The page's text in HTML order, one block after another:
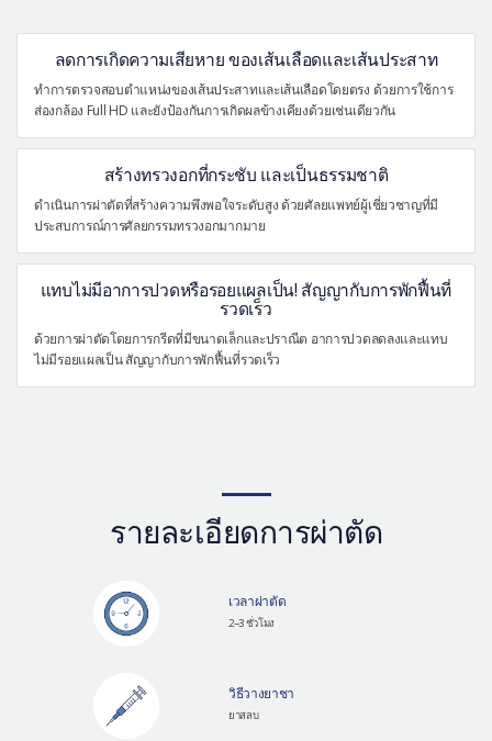
ลดการเกิดความเสียหาย ของเส้นเลือดและเส้นประสาท
ทำการตรวจสอบตำแหน่งของเส้นประสาทและเส้นเลือดโดยตรง ด้วยการใช้การ
ส่องกล้อง Full HD และยังป้องกันการเกิดผลข้างเคียงด้วยเช่นเดียวกัน
สร้างทรวงอกที่กระชับ และเป็นธรรมชาติ
ดำเนินการผ่าตัดที่สร้างความพึงพอใจระดับสูง ด้วยศัลยแพทย์ผู้เชี่ยวชาญที่มี
ประสบการณ์การศัลยกรรมทรวงอกมากมาย
แทบไม่มีอาการปวดหรือรอยแผลเป็น! สัญญากับการพักฟื้นที่
รวดเร็ว
ด้วยการผ่าตัดโดยการกรีดที่มีขนาดเล็กและปราณีต อาการปวดลดลงและแทบ
ไม่มีรอยแผลเป็น สัญญากับการพักฟื้นที่รวดเร็ว
รายละเอียดการผ่าตัด
เวลาผ่าตัด
2~3 ชั่วโมง
วิธีวางยาชา
ยาสลบ